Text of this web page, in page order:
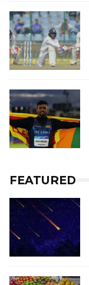
FEATURED